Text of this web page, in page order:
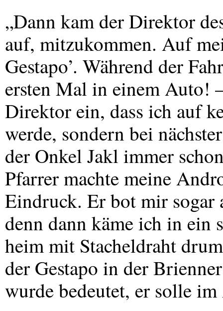
„Dann kam der Direktor
auf, mitzukommen. Auf
Gestapo’. Während der
ersten Mal in einem Auto!
Direktor ein, dass ich auf
werde, sondern bei
der Onkel Jakl immer
Pfarrer machte meine
Eindruck. Er bot mir sogar
denn dann käme ich in ein
heim mit Stacheldraht
der Gestapo in der
wurde bedeutet, er solle